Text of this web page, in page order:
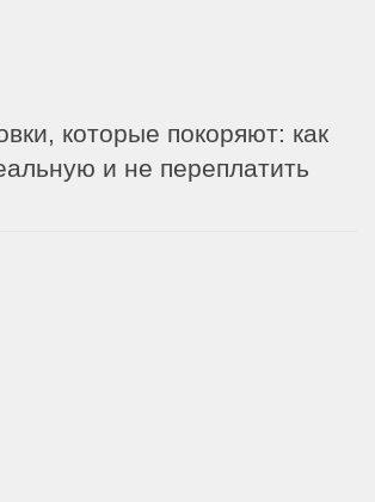
которые покоряют: как
и не переплатить